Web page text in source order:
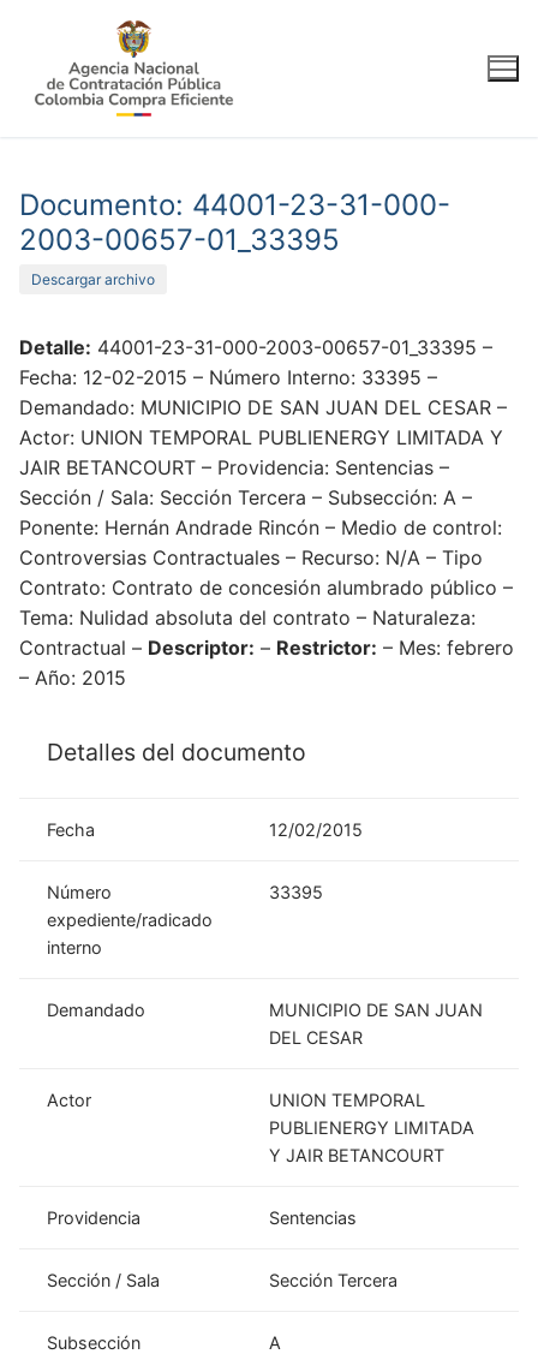
contenido
Documento: 44001-23-31-000-
2003-00657-01_33395
Descargar archivo
Detalle: 44001-23-31-000-2003-00657-01_33395 –
Fecha: 12-02-2015 – Número Interno: 33395 –
Demandado: MUNICIPIO DE SAN JUAN DEL CESAR –
Actor: UNION TEMPORAL PUBLIENERGY LIMITADA Y
JAIR BETANCOURT – Providencia: Sentencias –
Sección / Sala: Sección Tercera – Subsección: A –
Ponente: Hernán Andrade Rincón – Medio de control:
Controversias Contractuales – Recurso: N/A – Tipo
Contrato: Contrato de concesión alumbrado público –
Tema: Nulidad absoluta del contrato – Naturaleza:
Contractual – Descriptor: – Restrictor: – Mes: febrero
– Año: 2015
Detalles del documento
Fecha 12/02/2015
Número
expediente/radicado
interno
33395
Demandado
MUNICIPIO DE SAN JUAN
DEL CESAR
Actor
UNION TEMPORAL
PUBLIENERGY LIMITADA
Y JAIR BETANCOURT
Providencia Sentencias
Sección / Sala Sección Tercera
Subsección A